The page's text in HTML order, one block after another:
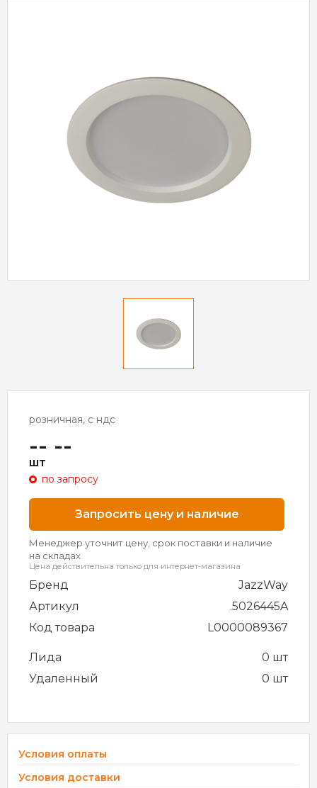
розничная, с ндс
-- --
шт
по запросу
Запросить цену и наличие
Менеджер уточнит цену, срок поставки и наличие
на складах
Цена действительна только для интернет-магазина
Бренд
JazzWay
Артикул
.5026445A
Код товара
L0000089367
Лида
0 шт
Удаленный
0 шт
Условия оплаты
Условия доставки